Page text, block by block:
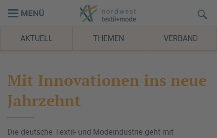
MENÜ
AKTUELL THEMEN VERBAND
Mit Innovationen ins neue
Jahrzehnt
Die deutsche Textil- und Modeindustrie geht mit